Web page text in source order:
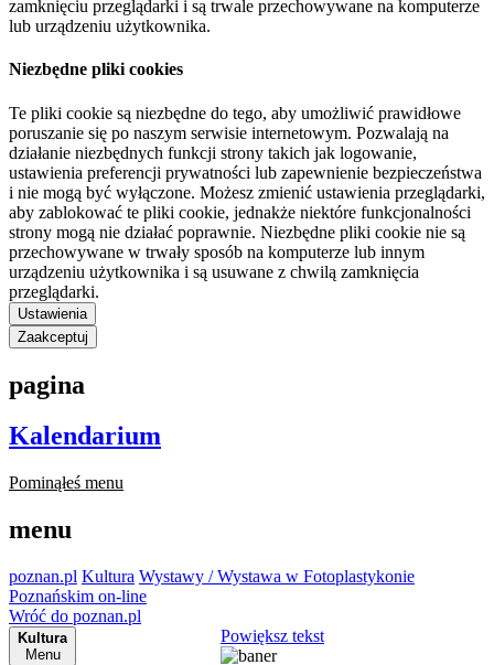
zamknięciu przeglądarki i są trwale przechowywane na komputerze
lub urządzeniu użytkownika.
Niezbędne pliki cookies
Te pliki cookie są niezbędne do tego, aby umożliwić prawidłowe
poruszanie się po naszym serwisie internetowym. Pozwalają na
działanie niezbędnych funkcji strony takich jak logowanie,
ustawienia preferencji prywatności lub zapewnienie bezpieczeństwa
i nie mogą być wyłączone. Możesz zmienić ustawienia przeglądarki,
aby zablokować te pliki cookie, jednakże niektóre funkcjonalności
strony mogą nie działać poprawnie. Niezbędne pliki cookie nie są
przechowywane w trwały sposób na komputerze lub innym
urządzeniu użytkownika i są usuwane z chwilą zamknięcia
przeglądarki.
Ustawienia
Zaakceptuj
pagina
Kalendarium
Pominąłeś menu
menu
poznan.pl Kultura Wystawy / Wystawa w Fotoplastykonie
Poznańskim on-line
Wróć do poznan.pl
Kultura
Menu
Powiększ tekst